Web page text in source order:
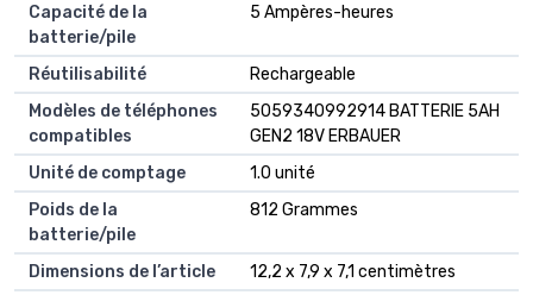
Capacité de la
batterie/pile
5 Ampères-heures
Réutilisabilité
Rechargeable
Modèles de téléphones
compatibles
5059340992914 BATTERIE 5AH
GEN2 18V ERBAUER
Unité de comptage
1.0 unité
Poids de la
batterie/pile
812 Grammes
Dimensions de l’article
12,2 x 7,9 x 7,1 centimètres